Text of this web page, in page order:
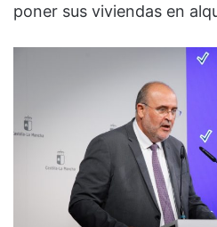
poner sus viviendas en